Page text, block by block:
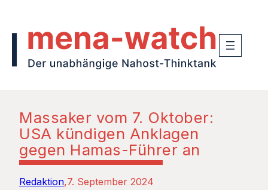
Massaker vom 7. Oktober:
USA kündigen Anklagen
gegen Hamas-Führer an
Redaktion 7. September 2024